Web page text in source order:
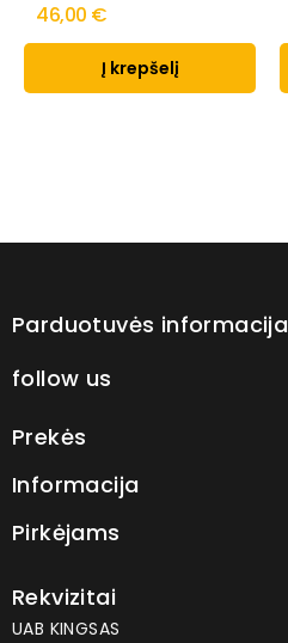
46,00 €
Į krepšelį
Parduotuvės informacija
follow us
Prekės
Informacija
Pirkėjams
Rekvizitai
UAB KINGSAS